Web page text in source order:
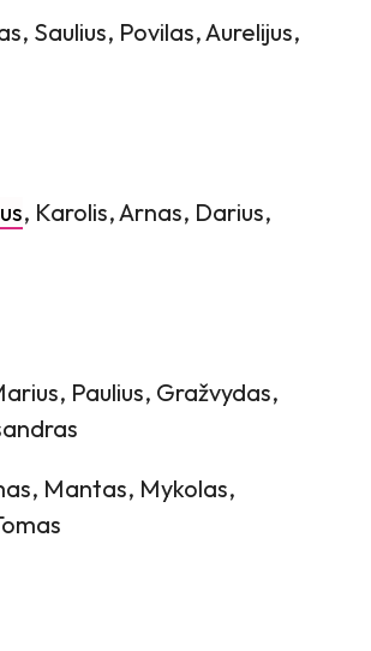
Saulius, Povilas, Aurelijus,
, Karolis, Arnas, Darius,
Paulius, Gražvydas,
Mantas, Mykolas,